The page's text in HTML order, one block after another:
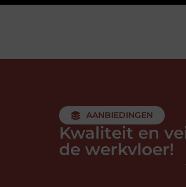
AANBIEDINGEN
Kwaliteit en
de werkvloer!